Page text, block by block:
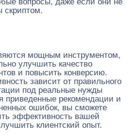
скриптом.
мощным инструментом,
улучшить качество
и повысить конверсию.
зависит от правильного
под реальные нужды
приведенные рекомендации и
ошибок, вы сможете
эффективность вашей
клиентский опыт.